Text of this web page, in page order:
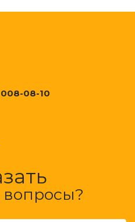
008-08-10
вопросы?